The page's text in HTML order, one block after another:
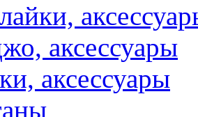
аксессуары
аксессуары